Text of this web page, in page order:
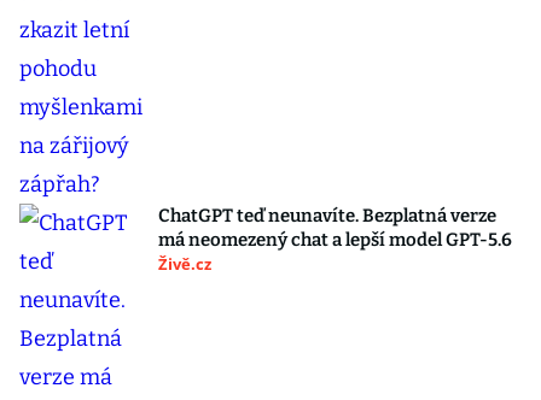
ChatGPT teď neunavíte. Bezplatná verze
má neomezený chat a lepší model GPT-5.6
Živě.cz